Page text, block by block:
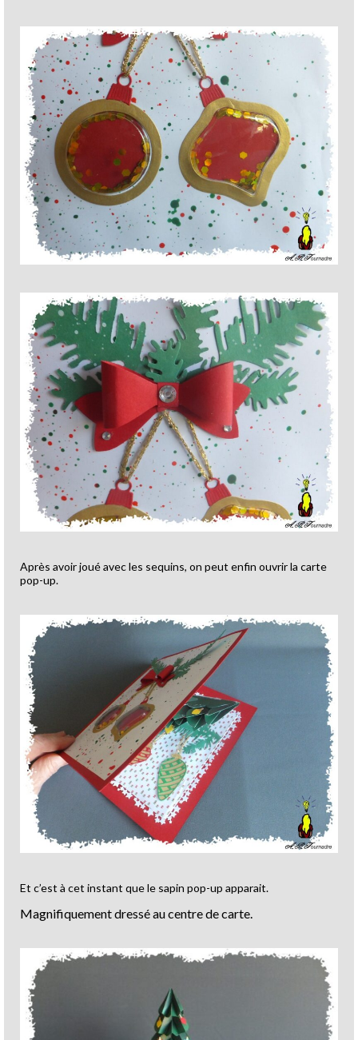
Après avoir joué avec les sequins, on peut enfin ouvrir la carte
pop-up.
Et c’est à cet instant que le sapin pop-up apparait.
Magnifiquement dressé au centre de carte.